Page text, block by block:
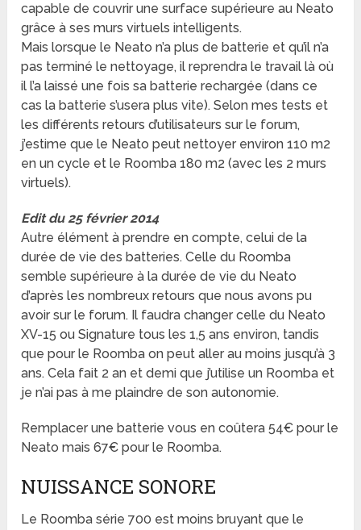
capable de couvrir une surface supérieure au Neato
grâce à ses murs virtuels intelligents.
Mais lorsque le Neato n’a plus de batterie et qu’il n’a
pas terminé le nettoyage, il reprendra le travail là où
il l’a laissé une fois sa batterie rechargée (dans ce
cas la batterie s’usera plus vite). Selon mes tests et
les différents retours d’utilisateurs sur le forum,
j’estime que le Neato peut nettoyer environ 110 m2
en un cycle et le Roomba 180 m2 (avec les 2 murs
virtuels).
Edit du 25 février 2014
Autre élément à prendre en compte, celui de la
durée de vie des batteries. Celle du Roomba
semble supérieure à la durée de vie du Neato
d’après les nombreux retours que nous avons pu
avoir sur le forum. Il faudra changer celle du Neato
XV-15 ou Signature tous les 1,5 ans environ, tandis
que pour le Roomba on peut aller au moins jusqu’à 3
ans. Cela fait 2 an et demi que j’utilise un Roomba et
je n’ai pas à me plaindre de son autonomie.
Remplacer une batterie vous en coûtera 54€ pour le
Neato mais 67€ pour le Roomba.
NUISSANCE SONORE
Le Roomba série 700 est moins bruyant que le